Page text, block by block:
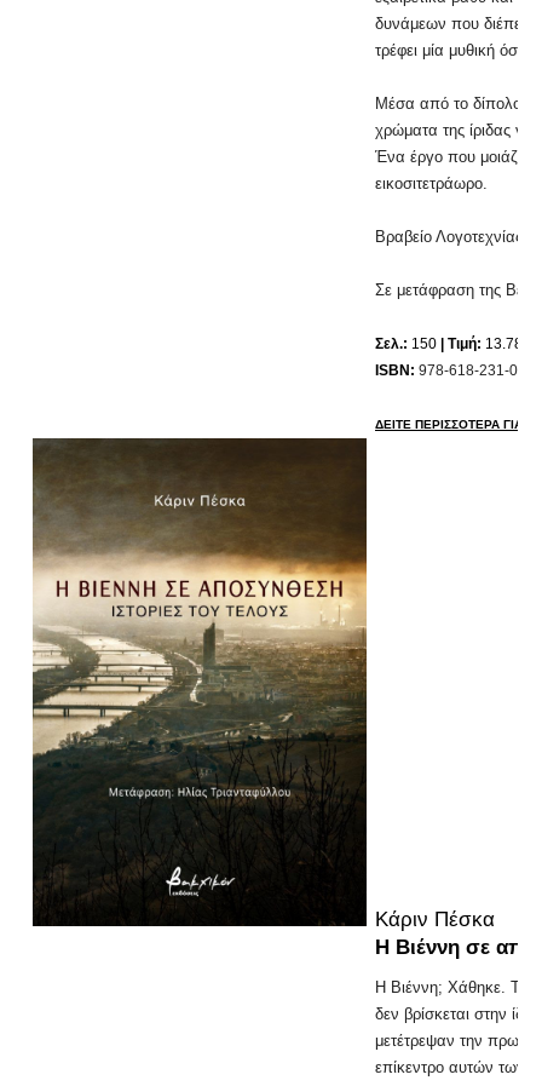
δυνάμεων που διέπει
τρέφει μία μυθική όσο
Μέσα από το δίπολο
χρώματα της ίριδας
Ένα έργο που μοιάζει
εικοσιτετράωρο.
Βραβείο Λογοτεχνίας
Σε μετάφραση της
Σελ.: 150 | Τιμή: 13.78
ISBN: 978-618-231-
ΔΕΙΤΕ ΠΕΡΙΣΣΟΤΕΡΑ ΓΙΑ
Κάριν Πέσκα
Η Βιέννη σε
Η Βιέννη; Χάθηκε. Το
δεν βρίσκεται στην
μετέτρεψαν την
επίκεντρο αυτών των